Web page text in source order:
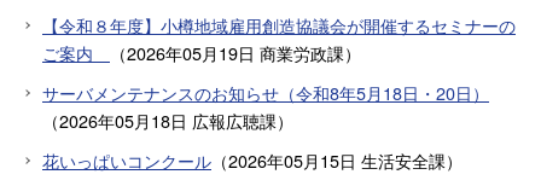
【令和８年度】小樽地域雇用創造協議会が開催するセミナーの
ご案内
（2026年05月19日 商業労政課）
サーバメンテナンスのお知らせ（令和8年5月18日・20日）
（2026年05月18日 広報広聴課）
花いっぱいコンクール （2026年05月15日 生活安全課）